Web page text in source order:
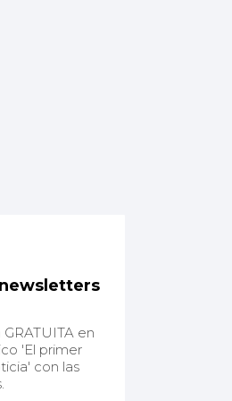
en
'El primer
con las